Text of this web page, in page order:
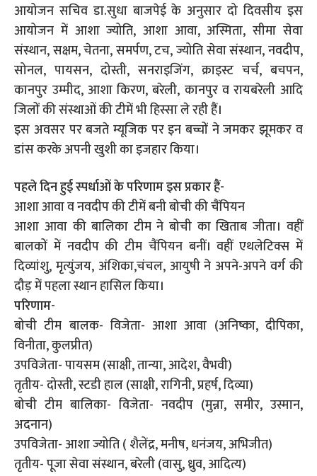
आयोजन सचिव डा.सुधा बाजपेई के अनुसार दो दिवसीय इस
आयोजन में आशा ज्योति, आशा आवा, अस्मिता, सीमा सेवा
संस्थान, सक्षम, चेतना, समर्पण, टच, ज्योति सेवा संस्थान, नवदीप,
सोनल, पायसन, दोस्ती, सनराइजिंग, क्राइस्ट चर्च, बचपन,
कानपुर उम्मीद, आशा किरण, बरेली, कानपुर व रायबरेली आदि
जिलों की संस्थाओं की टीमें भी हिस्सा ले रही हैं।
इस अवसर पर बजते म्यूजिक पर इन बच्चों ने जमकर झूमकर व
डांस करके अपनी खुशी का इजहार किया।
पहले दिन हुई स्पर्धाओं के परिणाम इस प्रकार हैं-
आशा आवा व नवदीप की टीमें बनी बोची की चैंपियन
आशा आवा की बालिका टीम ने बोची का खिताब जीता। वहीं
बालकों में नवदीप की टीम चैंपियन बनीं। वहीं एथलेटिक्स में
दिव्यांशु, मृत्युंजय, अंशिका,चंचल, आयुषी ने अपने-अपने वर्ग की
दौड़ में पहला स्थान हासिल किया।
परिणाम-
बोची टीम बालक- विजेता- आशा आवा (अनिष्का, दीपिका,
विनीता, कुलप्रीत)
उपविजेता- पायसम (साक्षी, तान्या, आदेश, वैभवी)
तृतीय- दोस्ती, स्टडी हाल (साक्षी, रागिनी, प्रहर्ष, दिव्या)
बोची टीम बालिका- विजेता- नवदीप (मुन्ना, समीर, उस्मान,
अदनान)
उपविजेता- आशा ज्योति ( शैलेंद्र, मनीष, धनंजय, अभिजीत)
तृतीय- पूजा सेवा संस्थान, बरेली (वासु, ध्रुव, आदित्य)